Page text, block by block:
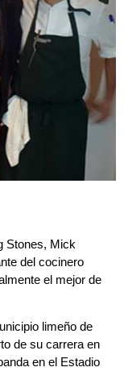
Stones, Mick
del cocinero
el mejor de
limeño de
de su carrera en
en el Estadio